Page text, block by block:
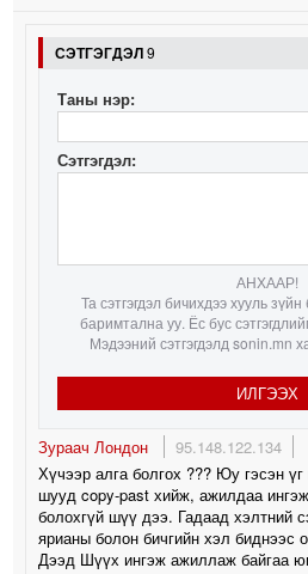
СЭТГЭГДЭЛ9
Таны нэр:
Сэтгэгдэл:
АНХААР!
Та сэтгэгдэл бичихдээ хууль
баримтална уу. Ёс бус
Мэдээний сэтгэгдэлд sonin.mn
ИЛГЭЭХ
Зураач Лондон 95.148.122.134
Хүчээр алга болгох ??? Юу гэсэн
шууд copy-past хийж, ажилдаа
болохгүй шүү дээ. Гадаад хэлтний
ярианы болон бичгийн хэл биднээс
Дээд Шүүх ингэж ажиллаж байгаа